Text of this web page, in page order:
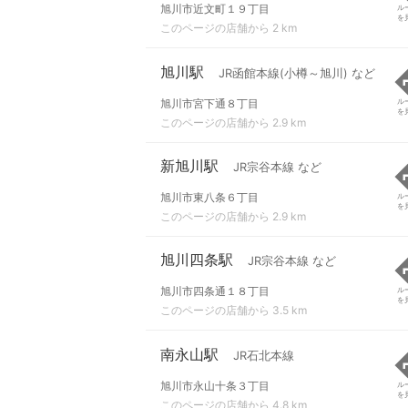
旭川市近文町１９丁目
このページの店舗から 2 km
ル
を
旭川駅 JR函館本線(小樽～旭川) など
旭川市宮下通８丁目
このページの店舗から 2.9 km
ル
を
新旭川駅 JR宗谷本線 など
旭川市東八条６丁目
このページの店舗から 2.9 km
ル
を
旭川四条駅 JR宗谷本線 など
旭川市四条通１８丁目
このページの店舗から 3.5 km
ル
を
南永山駅 JR石北本線
旭川市永山十条３丁目
このページの店舗から 4.8 km
ル
を